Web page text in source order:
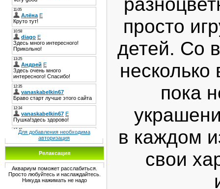
Для добавления необходима
авторизация
Релаксация
Аквариум поможет расслабиться.
Просто любуйтесь и наслаждайтесь.
Никуда нажимать не надо
просто
детей. Со
пока
в каждом
свои